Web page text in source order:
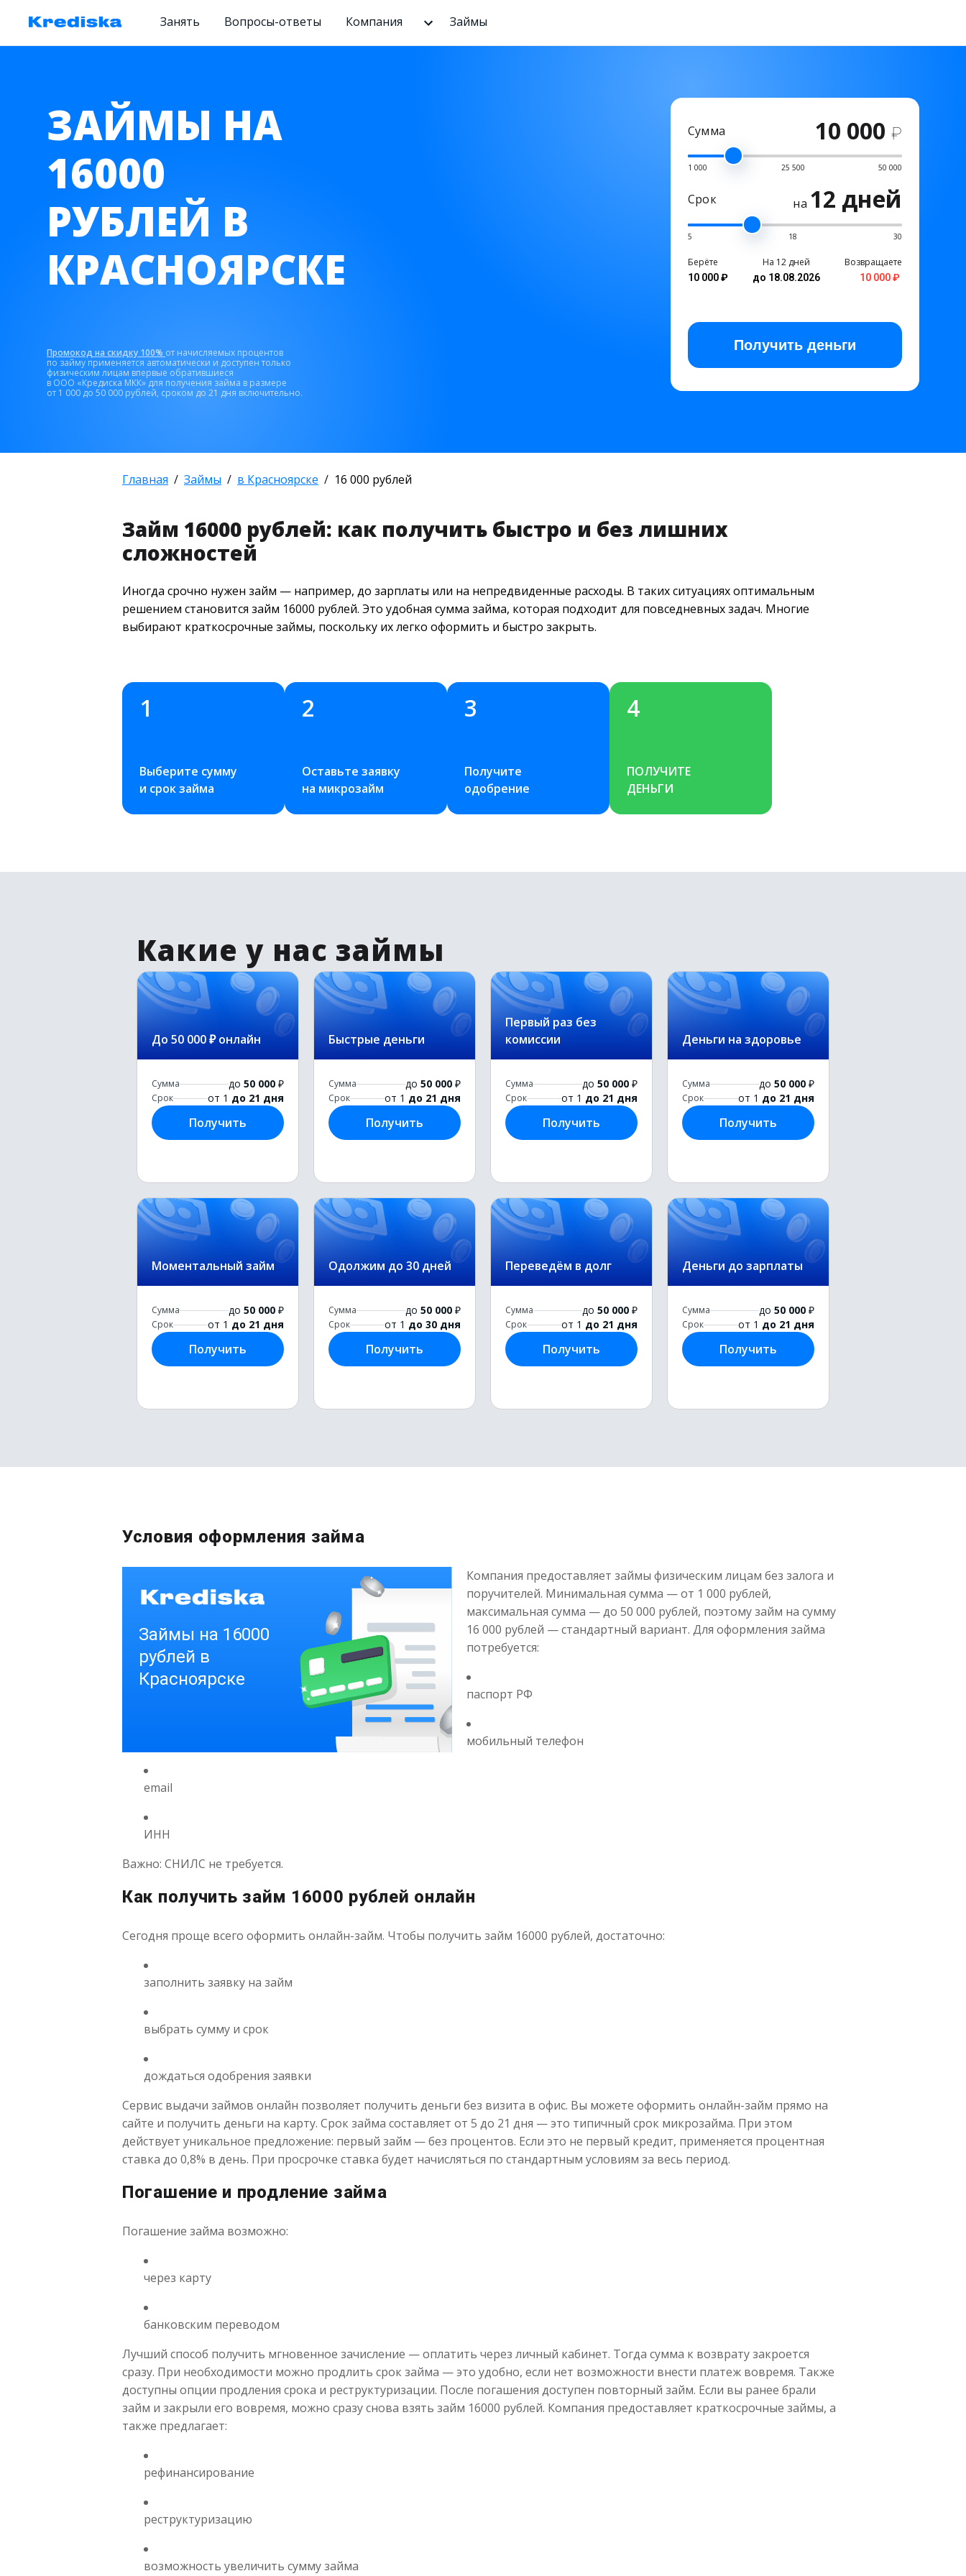
Занять Вопросы-ответы Компания Займы
ЗАЙМЫ НА
16000
РУБЛЕЙ В
КРАСНОЯРСКЕ
Промокод на скидку 100% от начисляемых процентов
по займу применяется автоматически и доступен только
физическим лицам впервые обратившиеся
в ООО «Кредиска МКК» для получения займа в размере
от 1 000 до 50 000 рублей, сроком до 21 дня включительно.
Сумма 10 000 ₽
1 000 25 500 50 000
Срок на 12 дней
5 18 30
Берёте
10 000 ₽
На 12 дней
до 18.08.2026
Возвращаете
10 000 ₽
Получить деньги
Главная Займы в Красноярске 16 000 рублей
Займ 16000 рублей: как получить быстро и без лишних
сложностей
Иногда срочно нужен займ — например, до зарплаты или на непредвиденные расходы. В таких ситуациях оптимальным
решением становится займ 16000 рублей. Это удобная сумма займа, которая подходит для повседневных задач. Многие
выбирают краткосрочные займы, поскольку их легко оформить и быстро закрыть.
1
Выберите сумму
и срок займа
2
Оставьте заявку
на микрозайм
3
Получите
одобрение
4
ПОЛУЧИТЕ
ДЕНЬГИ
Какие у нас займы
До 50 000 ₽ онлайн
Сумма до 50 000 ₽
Срок от 1 до 21 дня
Получить
Быстрые деньги
Сумма до 50 000 ₽
Срок от 1 до 21 дня
Получить
Первый раз без
комиссии
Сумма до 50 000 ₽
Срок от 1 до 21 дня
Получить
Деньги на здоровье
Сумма до 50 000 ₽
Срок от 1 до 21 дня
Получить
Моментальный займ
Сумма до 50 000 ₽
Срок от 1 до 21 дня
Получить
Одолжим до 30 дней
Сумма до 50 000 ₽
Срок от 1 до 30 дня
Получить
Переведём в долг
Сумма до 50 000 ₽
Срок от 1 до 21 дня
Получить
Деньги до зарплаты
Сумма до 50 000 ₽
Срок от 1 до 21 дня
Получить
Условия оформления займа
Компания предоставляет займы физическим лицам без залога и
поручителей. Минимальная сумма — от 1 000 рублей,
максимальная сумма — до 50 000 рублей, поэтому займ на сумму
16 000 рублей — стандартный вариант. Для оформления займа
потребуется:
паспорт РФ
мобильный телефон
email
ИНН
Важно: СНИЛС не требуется.
Как получить займ 16000 рублей онлайн
Сегодня проще всего оформить онлайн-займ. Чтобы получить займ 16000 рублей, достаточно:
заполнить заявку на займ
выбрать сумму и срок
дождаться одобрения заявки
Сервис выдачи займов онлайн позволяет получить деньги без визита в офис. Вы можете оформить онлайн-займ прямо на
сайте и получить деньги на карту. Срок займа составляет от 5 до 21 дня — это типичный срок микрозайма. При этом
действует уникальное предложение: первый займ — без процентов. Если это не первый кредит, применяется процентная
ставка до 0,8% в день. При просрочке ставка будет начисляться по стандартным условиям за весь период.
Погашение и продление займа
Погашение займа возможно:
через карту
банковским переводом
Лучший способ получить мгновенное зачисление — оплатить через личный кабинет. Тогда сумма к возврату закроется
сразу. При необходимости можно продлить срок займа — это удобно, если нет возможности внести платеж вовремя. Также
доступны опции продления срока и реструктуризации. После погашения доступен повторный займ. Если вы ранее брали
займ и закрыли его вовремя, можно сразу снова взять займ 16000 рублей. Компания предоставляет краткосрочные займы, а
также предлагает:
рефинансирование
реструктуризацию
возможность увеличить сумму займа